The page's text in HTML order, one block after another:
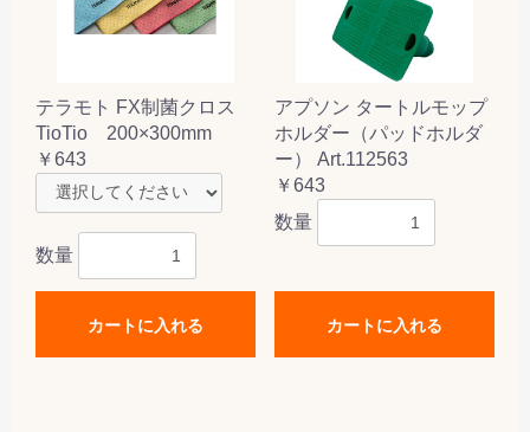
テラモト FX制菌クロス
TioTio 200×300mm
￥643
数量
カートに入れる
アプソン タートルモップ
ホルダー（パッドホルダ
ー） Art.112563
￥643
数量
カートに入れる